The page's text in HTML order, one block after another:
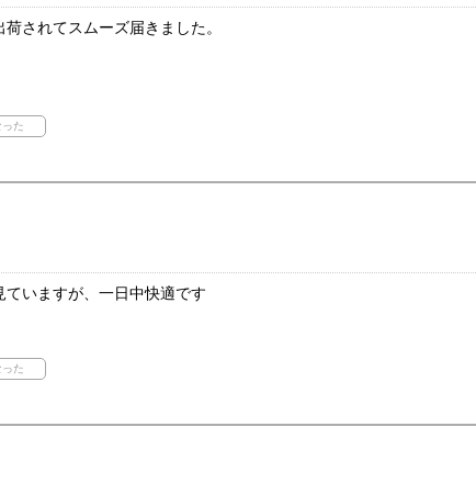
されてスムーズ届きました。
いますが、一日中快適です